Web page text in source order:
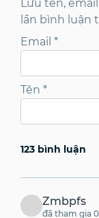
Lưu tên,
lần bình luận
Email *
Tên *
123 bình luận
Zmbpfs
đã tham gia